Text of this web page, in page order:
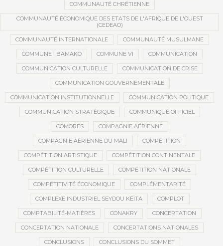
COMMUNAUTÉ CHRÉTIENNE
COMMUNAUTÉ ÉCONOMIQUE DES ETATS DE L'AFRIQUE DE L'OUEST
(CEDEAO)
COMMUNAUTÉ INTERNATIONALE COMMUNAUTÉ MUSULMANE
COMMUNE I BAMAKO COMMUNE VI COMMUNICATION
COMMUNICATION CULTURELLE COMMUNICATION DE CRISE
COMMUNICATION GOUVERNEMENTALE
COMMUNICATION INSTITUTIONNELLE COMMUNICATION POLITIQUE
COMMUNICATION STRATÉGIQUE COMMUNIQUÉ OFFICIEL
COMORES COMPAGNIE AÉRIENNE
COMPAGNIE AÉRIENNE DU MALI COMPÉTITION
COMPÉTITION ARTISTIQUE COMPÉTITION CONTINENTALE
COMPÉTITION CULTURELLE COMPÉTITION NATIONALE
COMPÉTITIVITÉ ÉCONOMIQUE COMPLÉMENTARITÉ
COMPLEXE INDUSTRIEL SEYDOU KÉÏTA COMPLOT
COMPTABILITÉ-MATIÈRES CONAKRY CONCERTATION
CONCERTATION NATIONALE CONCERTATIONS NATIONALES
CONCLUSIONS CONCLUSIONS DU SOMMET